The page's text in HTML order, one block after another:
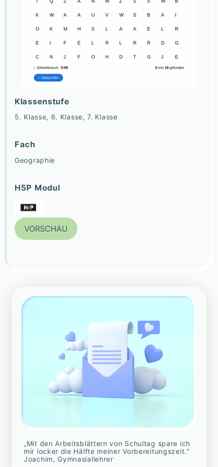
Klassenstufe
5. Klasse, 6. Klasse, 7. Klasse
Fach
Geographie
H5P Modul
VORSCHAU
„Mit den Arbeitsblättern von Schultag spare ich
mir locker die Hälfte meiner Vorbereitungszeit.“
Joachim, Gymnasiallehrer